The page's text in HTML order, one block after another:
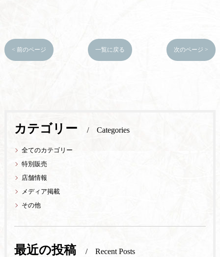
< 前のページ 一覧に戻る 次のページ >
カテゴリー Categories
全てのカテゴリー
特別販売
店舗情報
メディア掲載
その他
最近の投稿 Recent Posts